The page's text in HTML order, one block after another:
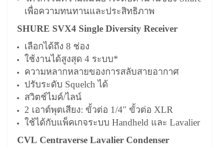
เพื่อความทนทานและประสิทธิภาพ
SHURE SVX4 Single Diversity Receiver
เลือกได้ถึง 8 ช่อง
ใช้งานได้สูงสุด 4 ระบบ*
ความหลากหลายของการสลับสายอากาศ
ปรับระดับ Squelch ได้
สวิตช์ไมค์/ไลน์
2 เอาต์พุตเสียง: ขั้วต่อ 1/4″ ขั้วต่อ XLR
ใช้ได้กับแพ็คเกจระบบ Handheld และ Lavalier
CVL Centraverse Lavalier Condenser